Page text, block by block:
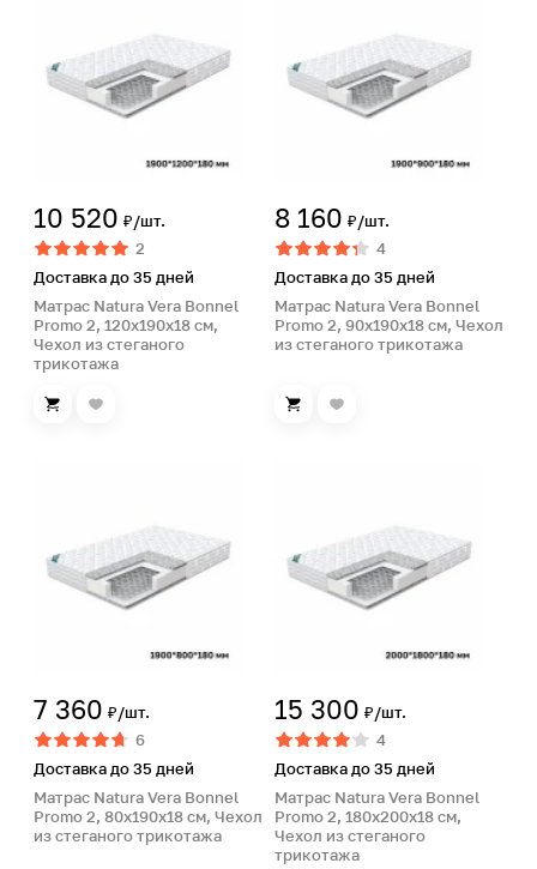
10 520 ₽/шт.
2
Доставка до 35 дней
Матрас Natura Vera Bonnel
Promo 2, 120х190х18 см,
Чехол из стеганого
трикотажа
8 160 ₽/шт.
4
Доставка до 35 дней
Матрас Natura Vera Bonnel
Promo 2, 90х190х18 см, Чехол
из стеганого трикотажа
7 360 ₽/шт.
6
Доставка до 35 дней
Матрас Natura Vera Bonnel
Promo 2, 80х190х18 см, Чехол
из стеганого трикотажа
15 300 ₽/шт.
4
Доставка до 35 дней
Матрас Natura Vera Bonnel
Promo 2, 180х200х18 см,
Чехол из стеганого
трикотажа